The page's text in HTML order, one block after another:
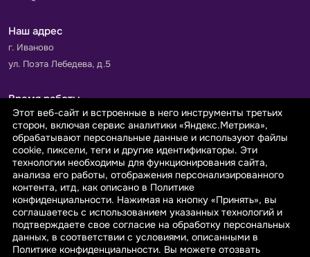
Наш адрес
г. Иваново
ул. Поэта Лебедева, д.5
Время работы
Пн-Пт с 9.00 до 18.00
Сб-Вс: выходной
Принимаем к оплате
© 2026 sarafanovo.com - Интернет-магазин "САРАФАНОВО"
Этот веб-сайт и встроенные в него инструменты третьих
сторон, включая сервис аналитики «Яндекс.Метрика»,
обрабатывают персональные данные и используют файлы
cookie, пиксели, теги и другие идентификаторы. Эти
технологии необходимы для функционирования сайта,
анализа его работы, отображения персонализированного
контента, итд, как описано в Политике
конфиденциальности. Нажимая на кнопку «Принять», вы
соглашаетесь с использованием указанных технологий и
подтверждаете свое согласие на обработку персональных
данных, в соответствии с условиями, описанными в
Политике конфиденциальности. Вы можете отозвать